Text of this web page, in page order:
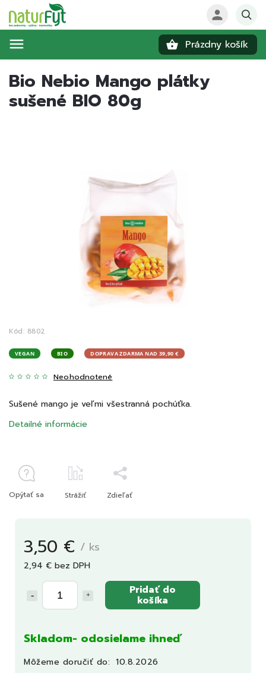
Prázdny košík
Bio Nebio Mango plátky
sušené BIO 80g
Kód: 8802
VEGAN BIO DOPRAVA ZDARMA NAD 39,90 €
Neohodnotené
3,50 € / ks
2,94 € bez DPH
Pridať do
košíka
Skladom- odosielame ihneď
Môžeme doručiť do: 10.8.2026
Sušené mango je veľmi všestranná pochúťka.
Detailné informácie
Opýtať sa Strážiť Zdieľať